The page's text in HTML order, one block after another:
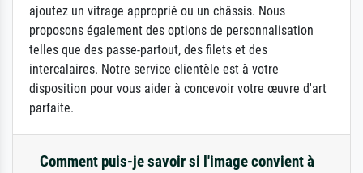
ajoutez un vitrage approprié ou un châssis. Nous
proposons également des options de personnalisation
telles que des passe-partout, des filets et des
intercalaires. Notre service clientèle est à votre
disposition pour vous aider à concevoir votre œuvre d'art
parfaite.
Comment puis-je savoir si l'image convient à